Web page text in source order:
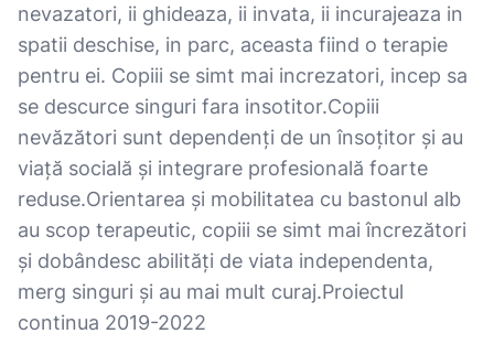
nevazatori, ii ghideaza, ii invata, ii incurajeaza in
spatii deschise, in parc, aceasta fiind o terapie
pentru ei. Copiii se simt mai increzatori, incep sa
se descurce singuri fara insotitor.Copiii
nevăzători sunt dependenți de un însoțitor și au
viață socială și integrare profesională foarte
reduse.Orientarea și mobilitatea cu bastonul alb
au scop terapeutic, copiii se simt mai încrezători
și dobândesc abilități de viata independenta,
merg singuri și au mai mult curaj.Proiectul
continua 2019-2022